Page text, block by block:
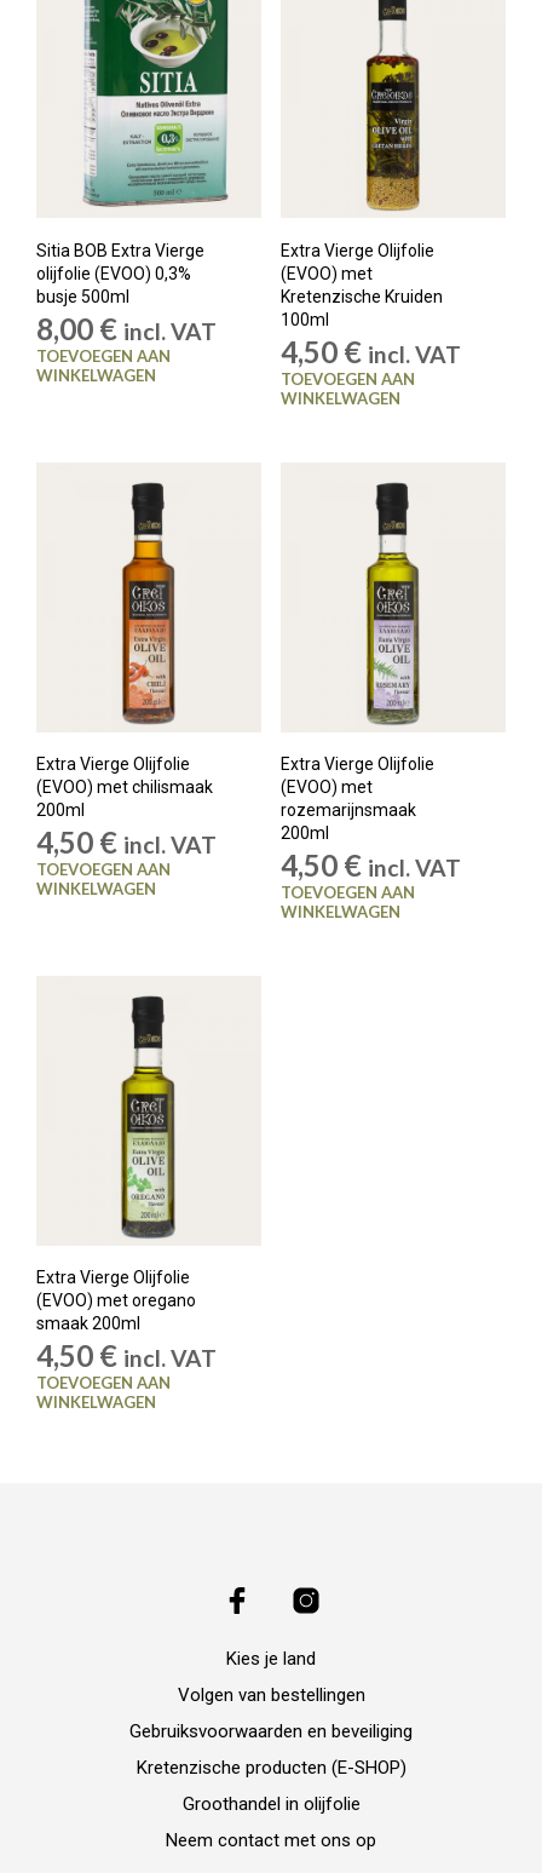
Sitia BOB Extra Vierge
olijfolie (EVOO) 0,3%
busje 500ml
8,00 € incl. VAT
TOEVOEGEN AAN
WINKELWAGEN
Extra Vierge Olijfolie
(EVOO) met
Kretenzische Kruiden
100ml
4,50 € incl. VAT
TOEVOEGEN AAN
WINKELWAGEN
Extra Vierge Olijfolie
(EVOO) met chilismaak
200ml
4,50 € incl. VAT
TOEVOEGEN AAN
WINKELWAGEN
Extra Vierge Olijfolie
(EVOO) met
rozemarijnsmaak
200ml
4,50 € incl. VAT
TOEVOEGEN AAN
WINKELWAGEN
Extra Vierge Olijfolie
(EVOO) met oregano
smaak 200ml
4,50 € incl. VAT
TOEVOEGEN AAN
WINKELWAGEN
Kies je land
Volgen van bestellingen
Gebruiksvoorwaarden en beveiliging
Kretenzische producten (E-SHOP)
Groothandel in olijfolie
Neem contact met ons op